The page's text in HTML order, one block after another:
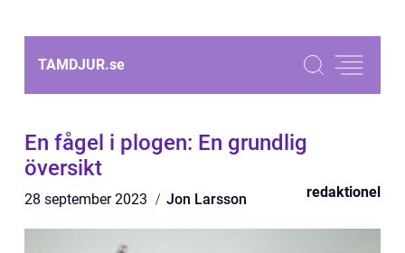
TAMDJUR.se
En fågel i plogen: En grundlig
översikt
28 september 2023 Jon Larsson redaktionel